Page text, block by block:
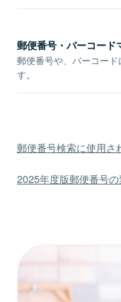
郵便番号・バーコード
郵便番号や、バーコー
す。
郵便番号検索に使用さ
2025年度版郵便番号